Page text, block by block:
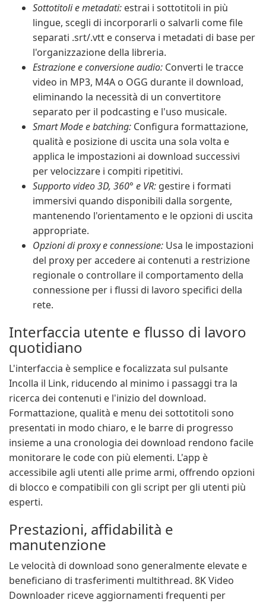
Sottotitoli e metadati: estrai i sottotitoli in più
lingue, scegli di incorporarli o salvarli come file
separati .srt/.vtt e conserva i metadati di base per
l'organizzazione della libreria.
Estrazione e conversione audio: Converti le tracce
video in MP3, M4A o OGG durante il download,
eliminando la necessità di un convertitore
separato per il podcasting e l'uso musicale.
Smart Mode e batching: Configura formattazione,
qualità e posizione di uscita una sola volta e
applica le impostazioni ai download successivi
per velocizzare i compiti ripetitivi.
Supporto video 3D, 360° e VR: gestire i formati
immersivi quando disponibili dalla sorgente,
mantenendo l'orientamento e le opzioni di uscita
appropriate.
Opzioni di proxy e connessione: Usa le impostazioni
del proxy per accedere ai contenuti a restrizione
regionale o controllare il comportamento della
connessione per i flussi di lavoro specifici della
rete.
Interfaccia utente e flusso di lavoro
quotidiano
L'interfaccia è semplice e focalizzata sul pulsante
Incolla il Link, riducendo al minimo i passaggi tra la
ricerca dei contenuti e l'inizio del download.
Formattazione, qualità e menu dei sottotitoli sono
presentati in modo chiaro, e le barre di progresso
insieme a una cronologia dei download rendono facile
monitorare le code con più elementi. L'app è
accessibile agli utenti alle prime armi, offrendo opzioni
di blocco e compatibili con gli script per gli utenti più
esperti.
Prestazioni, affidabilità e
manutenzione
Le velocità di download sono generalmente elevate e
beneficiano di trasferimenti multithread. 8K Video
Downloader riceve aggiornamenti frequenti per